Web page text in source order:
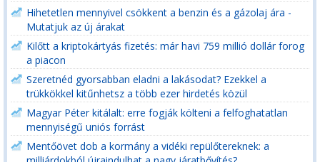
Hihetetlen mennyivel csökkent a benzin és a gázolaj ára -
Mutatjuk az új árakat
Kilőtt a kriptokártyás fizetés: már havi 759 millió dollár forog
a piacon
Szeretnéd gyorsabban eladni a lakásodat? Ezekkel a
trükkökkel kitűnhetsz a több ezer hirdetés közül
Magyar Péter kitálalt: erre fogják költeni a felfoghatatlan
mennyiségű uniós forrást
Mentőövet dob a kormány a vidéki repülőtereknek: a